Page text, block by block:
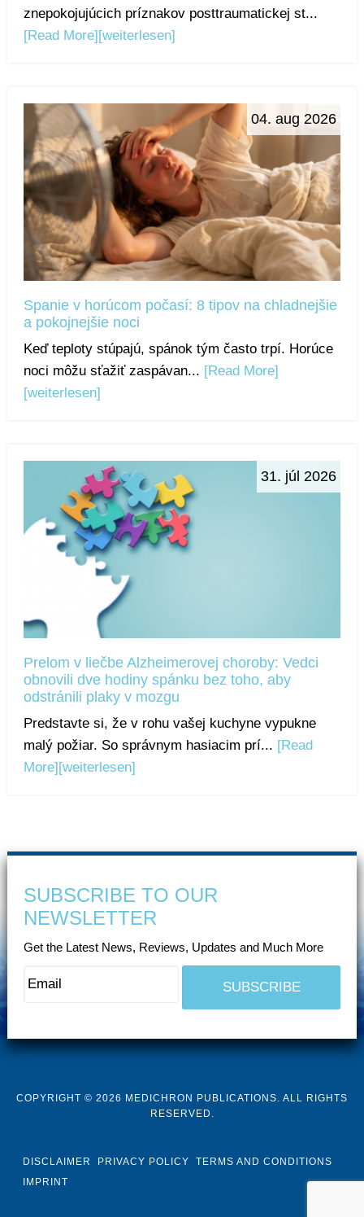
znepokojujúcich príznakov posttraumatickej st...
[Read More][weiterlesen]
04. aug 2026
Spanie v horúcom počasí: 8 tipov na chladnejšie
a pokojnejšie noci
Keď teploty stúpajú, spánok tým často trpí. Horúce
noci môžu sťažiť zaspávan... [Read More]
[weiterlesen]
31. júl 2026
Prelom v liečbe Alzheimerovej choroby: Vedci
obnovili dve hodiny spánku bez toho, aby
odstránili plaky v mozgu
Predstavte si, že v rohu vašej kuchyne vypukne
malý požiar. So správnym hasiacim prí... [Read
More][weiterlesen]
SUBSCRIBE TO OUR
NEWSLETTER
Get the Latest News, Reviews, Updates and Much More
COPYRIGHT © 2026 MEDICHRON PUBLICATIONS. ALL RIGHTS
RESERVED.
DISCLAIMER PRIVACY POLICY
TERMS AND CONDITIONS
IMPRINT